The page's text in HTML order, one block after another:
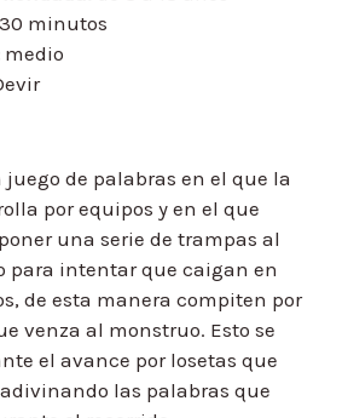
30 minutos
medio
juego de palabras en el que la
por equipos y en el que
una serie de trampas al
para intentar que caigan en
de esta manera compiten por
venza al monstruo. Esto se
el avance por losetas que
las palabras que